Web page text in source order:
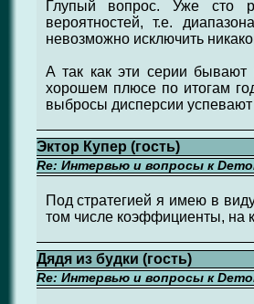
Глупый вопрос. Уже сто
вероятностей, т.е.
невозможно исключить
А так как эти серии
хорошем плюсе по итогам
выбросы дисперсии успевают
Эктор Купер (гость)
Re: Интервью и вопросы к
Под стратегией я имею в
том числе коэффициенты, на
Дядя из будки (гость)
Re: Интервью и вопросы к